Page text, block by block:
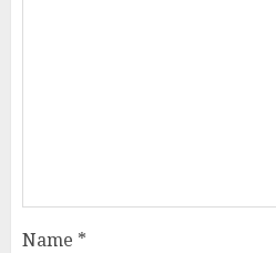
Name *